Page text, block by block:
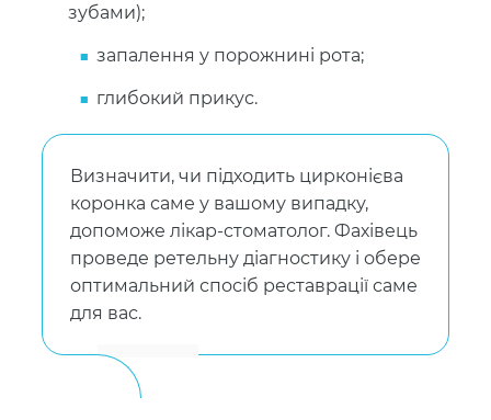
зубами);
запалення у порожнині рота;
глибокий прикус.
Визначити, чи підходить цирконієва
коронка саме у вашому випадку,
допоможе лікар-стоматолог. Фахівець
проведе ретельну діагностику і обере
оптимальний спосіб реставрації саме
для вас.